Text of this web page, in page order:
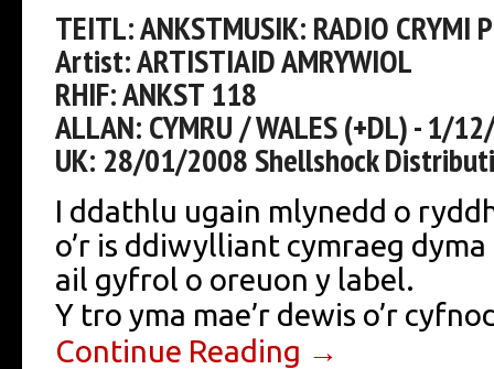
TEITL: ANKSTMUSIK: RADIO CRYMI
Artist: ARTISTIAID AMRYWIOL
RHIF: ANKST 118
ALLAN: CYMRU / WALES (+DL) - 1/
UK: 28/01/2008 Shellshock
I ddathlu ugain mlynedd o
o’r is ddiwylliant cymraeg
ail gyfrol o oreuon y label.
Y tro yma mae’r dewis o’r
Continue Reading →